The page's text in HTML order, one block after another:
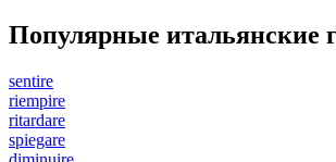
Популярные итальянские
sentire
riempire
ritardare
spiegare